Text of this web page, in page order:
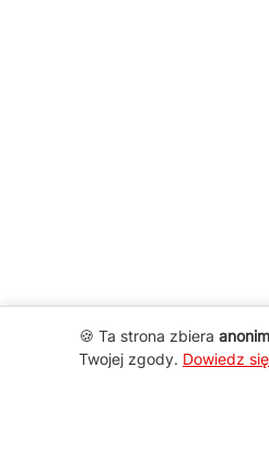
🍪 Ta strona zbiera
Twojej zgody. Dowiedz